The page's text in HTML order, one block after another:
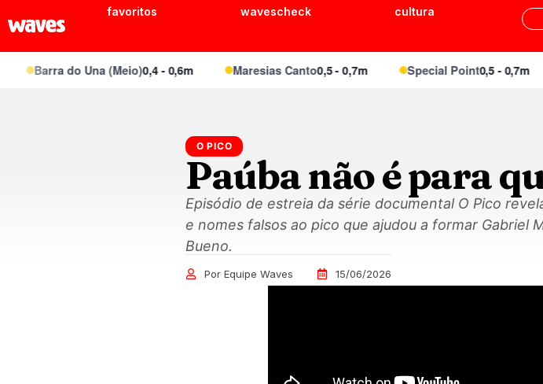
favoritos wavescheck cultura
Barra do Una (Meio) 0,4 - 0,6m Maresias Canto0,5 - 0,7m Special Point0,5 - 0,7m
O PICO
Paúba não é para
Episódio de estreia da série documental O Pico
e nomes falsos ao pico que ajudou a formar Gabriel
Bueno.
Por Equipe Waves 15/06/2026